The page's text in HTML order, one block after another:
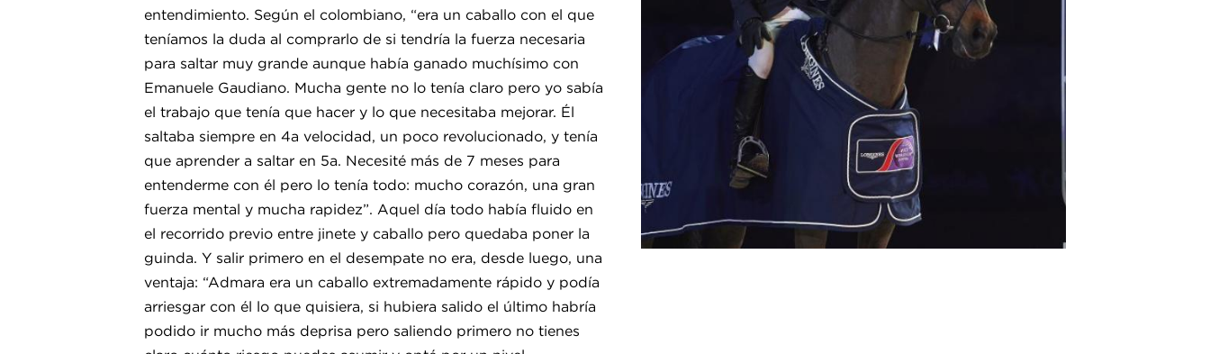
entendimiento. Según el colombiano, “era un caballo con el que
teníamos la duda al comprarlo de si tendría la fuerza necesaria
para saltar muy grande aunque había ganado muchísimo con
Emanuele Gaudiano. Mucha gente no lo tenía claro pero yo sabía
el trabajo que tenía que hacer y lo que necesitaba mejorar. Él
saltaba siempre en 4a velocidad, un poco revolucionado, y tenía
que aprender a saltar en 5a. Necesité más de 7 meses para
entenderme con él pero lo tenía todo: mucho corazón, una gran
fuerza mental y mucha rapidez”. Aquel día todo había fluido en
el recorrido previo entre jinete y caballo pero quedaba poner la
guinda. Y salir primero en el desempate no era, desde luego, una
ventaja: “Admara era un caballo extremadamente rápido y podía
arriesgar con él lo que quisiera, si hubiera salido el último habría
podido ir mucho más deprisa pero saliendo primero no tienes